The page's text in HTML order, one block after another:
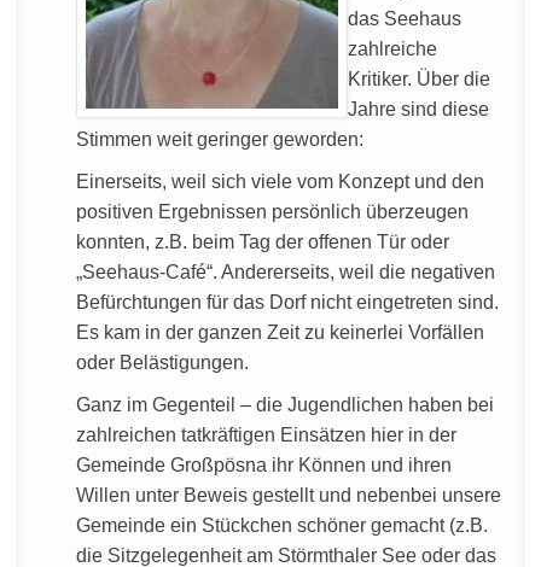
das Seehaus
zahlreiche
Kritiker. Über die
Jahre sind diese
Stimmen weit geringer geworden:
Einerseits, weil sich viele vom Konzept und den
positiven Ergebnissen persönlich überzeugen
konnten, z.B. beim Tag der offenen Tür oder
„Seehaus-Café“. Andererseits, weil die negativen
Befürchtungen für das Dorf nicht eingetreten sind.
Es kam in der ganzen Zeit zu keinerlei Vorfällen
oder Belästigungen.
Ganz im Gegenteil – die Jugendlichen haben bei
zahlreichen tatkräftigen Einsätzen hier in der
Gemeinde Großpösna ihr Können und ihren
Willen unter Beweis gestellt und nebenbei unsere
Gemeinde ein Stückchen schöner gemacht (z.B.
die Sitzgelegenheit am Störmthaler See oder das